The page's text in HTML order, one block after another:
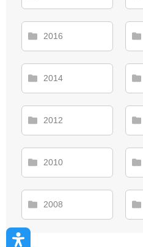
2016
2014
2012
2010
2008